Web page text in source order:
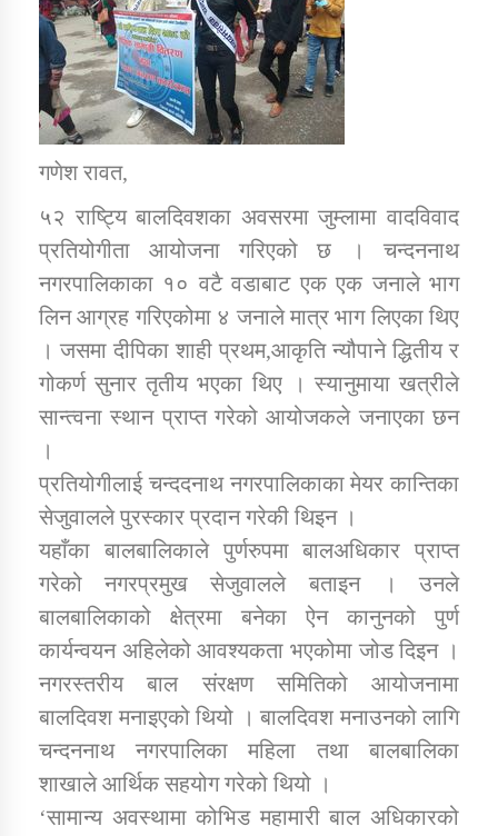
डिभिजन कार्यालय जुम्लाको सुचना सन्देश
कर्णाली प्रविधि शिक्षालय जुम्लाको सुचना
सामाजिक बिकास कार्यालय जुम्लाकाे सुचना
कार्यक्रम कार्यान्वयन एकाई जुम्लाको सुचना
कर्णाली प्राविधि शिक्षालय जुम्लाको सुचना
गणेश रावत,
५२ राष्ट्यि बालदिवशका अवसरमा जुम्लामा वादविवाद
प्रतियोगीता आयोजना गरिएको छ । चन्दननाथ
नगरपालिकाका १० वटै वडाबाट एक एक जनाले भाग
लिन आग्रह गरिएकोमा ४ जनाले मात्र भाग लिएका थिए
। जसमा दीपिका शाही प्रथम,आकृति न्यौपाने द्धितीय र
गोकर्ण सुनार तृतीय भएका थिए । स्यानुमाया खत्रीले
सान्त्वना स्थान प्राप्त गरेको आयोजकले जनाएका छन
।
प्रतियोगीलाई चन्ददनाथ नगरपालिकाका मेयर कान्तिका
सेजुवालले पुरस्कार प्रदान गरेकी थिइन ।
यहाँका बालबालिकाले पुर्णरुपमा बालअधिकार प्राप्त
गरेको नगरप्रमुख सेजुवालले बताइन । उनले
बालबालिकाको क्षेत्रमा बनेका ऐन कानुनको पुर्ण
कार्यन्वयन अहिलेको आवश्यकता भएकोमा जोड दिइन ।
नगरस्तरीय बाल संरक्षण समितिको आयोजनामा
बालदिवश मनाइएको थियो । बालदिवश मनाउनको लागि
चन्दननाथ नगरपालिका महिला तथा बालबालिका
शाखाले आर्थिक सहयोग गरेको थियो ।
‘सामान्य अवस्थामा कोभिड महामारी बाल अधिकारको